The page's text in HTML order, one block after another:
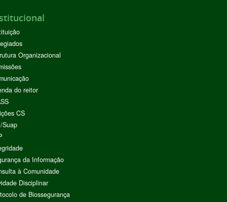
Organizacional
do reitor
CS
Suap
da Informação
à Comunidade
Disciplinar
de Biossegurança